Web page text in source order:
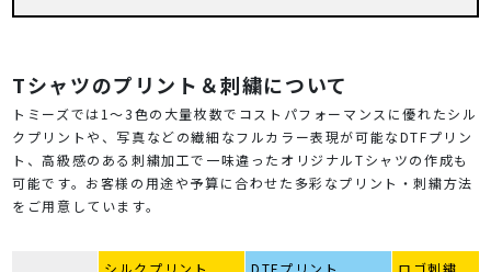
Tシャツのプリント＆刺繍について
トミーズでは1～3色の大量枚数でコストパフォーマンスに優れたシル
クプリントや、写真などの繊細なフルカラー表現が可能なDTFプリン
ト、高級感のある刺繍加工で一味違ったオリジナルTシャツの作成も
可能です。お客様の用途や予算に合わせた多彩なプリント・刺繍方法
をご用意しています。
シルクプリント DTFプリント
ロゴ刺繍